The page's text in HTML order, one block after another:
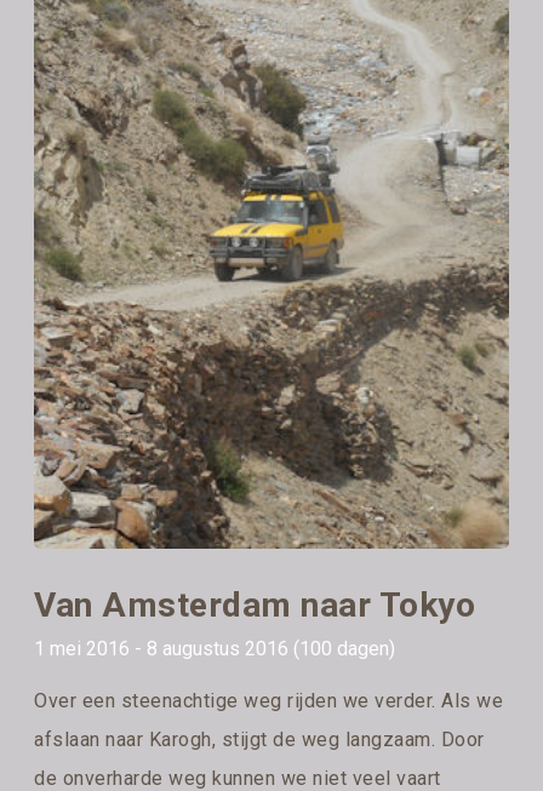
Van Amsterdam naar Tokyo
1 mei 2016 - 8 augustus 2016 (100 dagen)
Over een steenachtige weg rijden we verder. Als we
afslaan naar Karogh, stijgt de weg langzaam. Door
de onverharde weg kunnen we niet veel vaart